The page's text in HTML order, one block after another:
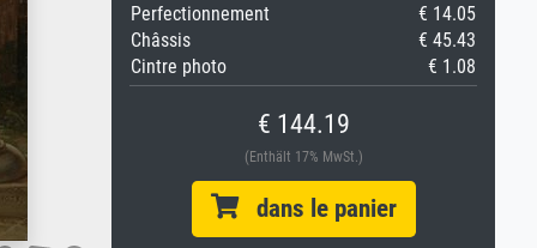
Perfectionnement
€ 14.05
Châssis
€ 45.43
Cintre photo
€ 1.08
€ 144.19
(Enthält 17% MwSt.)
dans le panier